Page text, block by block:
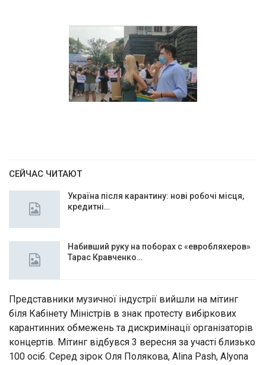
СЕЙЧАС ЧИТАЮТ
Україна після карантину: нові робочі місця,
кредитні…
Набивший руку на поборах с «евробляхеров»
Тарас Кравченко…
Представники музичної індустрії вийшли на мітинг
біля Кабінету Міністрів в знак протесту вибіркових
карантинних обмежень та дискримінації організаторів
концертів. Мітинг відбувся 3 вересня за участі близько
100 осіб. Серед зірок Оля Полякова, Alina Pash, Alyona